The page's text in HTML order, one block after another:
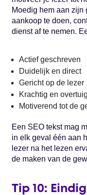
Moedig hem aan zijn
aankoop te doen,
dienst af te nemen.
Actief geschreven
Duidelijk en direct
Gericht op de lezer
Krachtig en
Motiverend tot de
Een SEO tekst mag
in elk geval één aan
lezer na het lezen
de maken van de
Tip 10: